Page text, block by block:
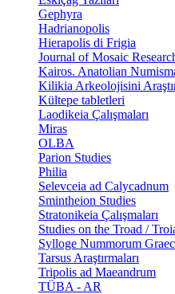
Gephyra
Hadrianopolis
Hierapolis di Frigia
Journal of Mosaic
Kairos. Anatolian
Kilikia Arkeolojisini
Kültepe tabletleri
Laodikeia Çalışmaları
Miras
OLBA
Parion Studies
Philia
Selevceia ad Calycadnum
Smintheion Studies
Stratonikeia Çalışmaları
Studies on the Troad /
Sylloge Nummorum
Tarsus Araştırmaları
Tripolis ad Maeandrum
TÜBA - AR